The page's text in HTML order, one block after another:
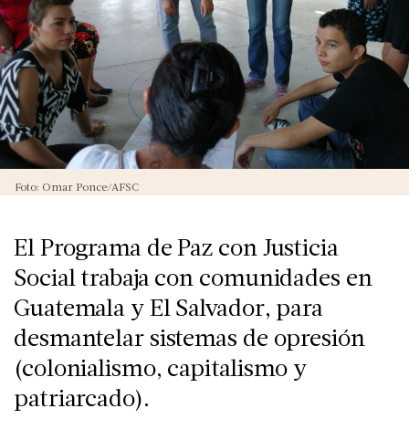
Foto: Omar Ponce/AFSC
El Programa de Paz con Justicia
Social trabaja con comunidades en
Guatemala y El Salvador, para
desmantelar sistemas de opresión
(colonialismo, capitalismo y
patriarcado).